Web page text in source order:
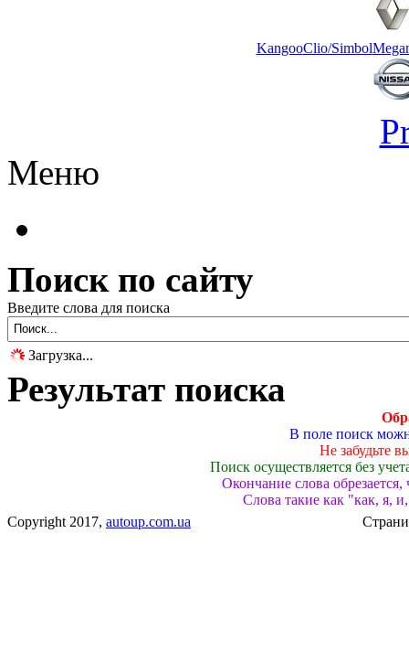
KangooClio/Simbol
Меню
Поиск по сайту
Введите слова для поиска
Загрузка...
Результат поиска
В поле поиск
Не забудьте
Поиск осуществляется без
Окончание слова
Слова такие как "как, я,
Copyright 2017, autoup.com.ua